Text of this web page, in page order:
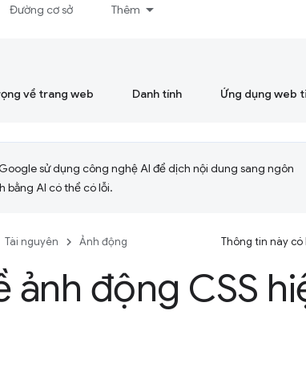
Đường cơ sở Thêm
về trang web Danh tính Ứng dụng web
sử dụng công nghệ AI để dịch nội dung sang ngôn
bằng AI có thể có lỗi.
Tài nguyên Ảnh động Thông tin này có
ảnh động CSS